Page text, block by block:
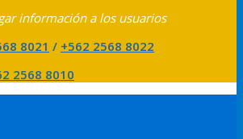
información a los usuarios
8021 / +562 2568 8022
2568 8010